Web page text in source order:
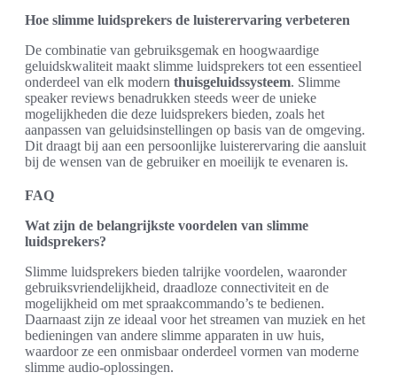
Hoe slimme luidsprekers de luisterervaring verbeteren
De combinatie van gebruiksgemak en hoogwaardige
geluidskwaliteit maakt slimme luidsprekers tot een essentieel
onderdeel van elk modern thuisgeluidssysteem. Slimme
speaker reviews benadrukken steeds weer de unieke
mogelijkheden die deze luidsprekers bieden, zoals het
aanpassen van geluidsinstellingen op basis van de omgeving.
Dit draagt bij aan een persoonlijke luisterervaring die aansluit
bij de wensen van de gebruiker en moeilijk te evenaren is.
FAQ
Wat zijn de belangrijkste voordelen van slimme
luidsprekers?
Slimme luidsprekers bieden talrijke voordelen, waaronder
gebruiksvriendelijkheid, draadloze connectiviteit en de
mogelijkheid om met spraakcommando’s te bedienen.
Daarnaast zijn ze ideaal voor het streamen van muziek en het
bedieningen van andere slimme apparaten in uw huis,
waardoor ze een onmisbaar onderdeel vormen van moderne
slimme audio-oplossingen.